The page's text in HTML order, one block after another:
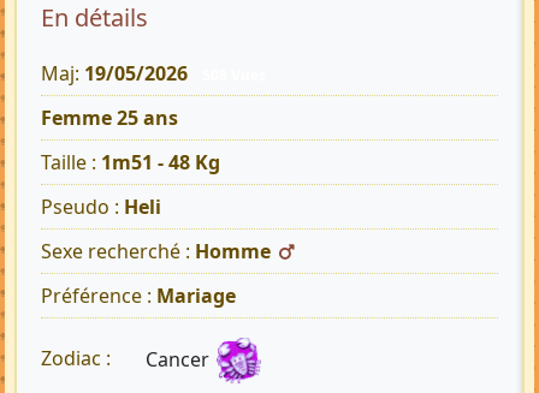
En détails
Maj: 19/05/2026
Femme 25 ans
Taille : 1m51 - 48 Kg
Pseudo : Heli
Sexe recherché : Homme
Préférence : Mariage
Zodiac : Cancer